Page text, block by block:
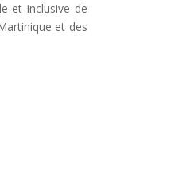
et inclusive de
et des